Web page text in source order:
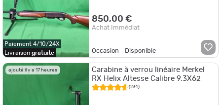
Paiement 4/10/24X
Livraison gratuite
850,00 €
Achat Immédiat
Occasion - Disponible
ajouté il y a 17 heures
Carabine à verrou linéaire Merkel
RX Helix Altesse Calibre 9.3X62
(234)